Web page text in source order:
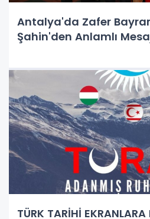
Antalya'da Zafer
Şahin'den Anlamlı
TÜRK TARİHİ